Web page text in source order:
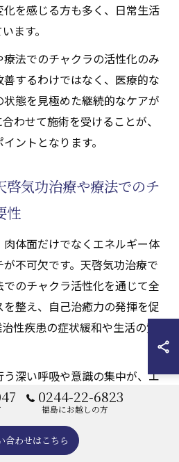
を感じる方も多く、日常生活
ます。
法でのチャクラの活性化のみ
するわけではなく、医療的な
態を見極めた継続的なケアが
わせて施術を受けることが、
ントとなります。
啓気功治療や療法でのチ
性
体面だけでなくエネルギー体
不可欠です。天啓気功治療で
のチャクラ活性化を通じて全
整え、自己治癒力の発揮を促
性疾患の症状緩和や生活の質
深い呼吸や意識の集中が、エ
にし、心身の緊張を解きほぐ
落ち着き、前向きな気持ちに
和らいだ」といった感想も多
0244-22-6823
福島にお越しの方
合わせはこちら